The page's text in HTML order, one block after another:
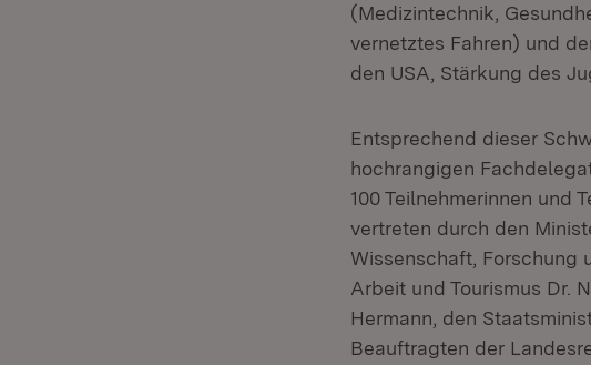
(Medizintechnik,
vernetztes Fahren) und
den USA, Stärkung des
Entsprechend dieser
hochrangigen
100 Teilnehmerinnen und
vertreten durch den
Wissenschaft, Forschung
Arbeit und Tourismus Dr.
Hermann, den
Beauftragten der